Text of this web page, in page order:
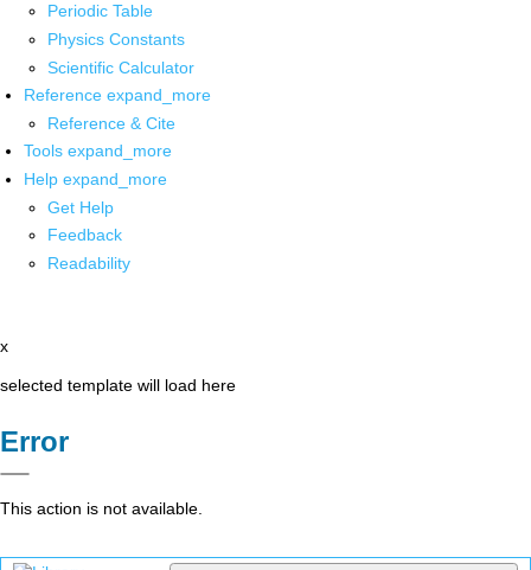
Periodic Table
Physics Constants
Scientific Calculator
Reference expand_more
Reference & Cite
Tools expand_more
Help expand_more
Get Help
Feedback
Readability
x
selected template will load here
Error
This action is not available.